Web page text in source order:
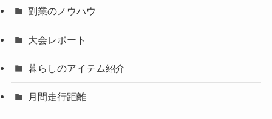
副業のノウハウ
大会レポート
暮らしのアイテム紹介
月間走行距離